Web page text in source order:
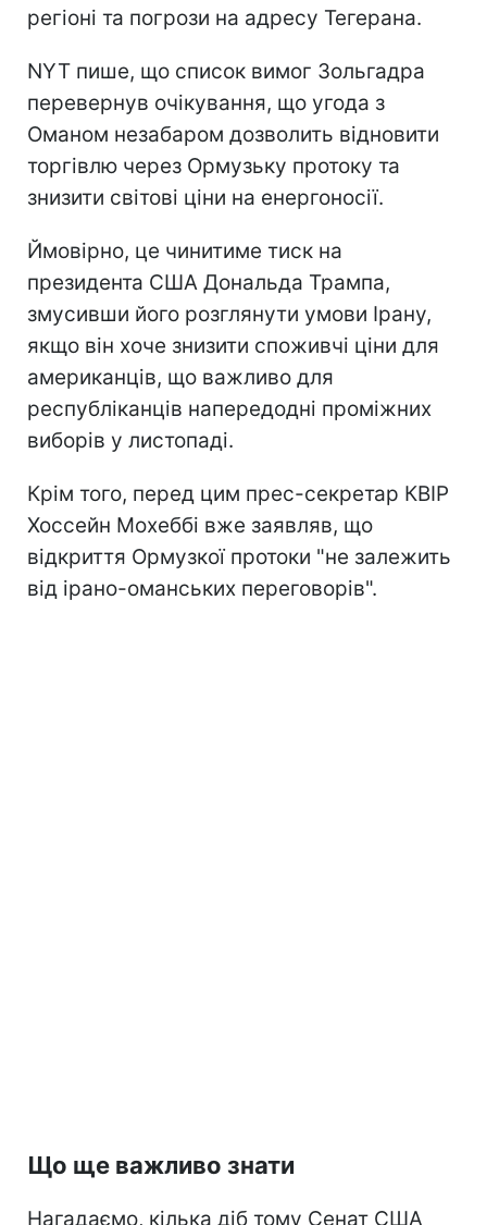
регіоні та погрози на адресу Тегерана.
NYT пише, що список вимог Зольгадра
перевернув очікування, що угода з
Оманом незабаром дозволить відновити
торгівлю через Ормузьку протоку та
знизити світові ціни на енергоносії.
Ймовірно, це чинитиме тиск на
президента США Дональда Трампа,
змусивши його розглянути умови Ірану,
якщо він хоче знизити споживчі ціни для
американців, що важливо для
республіканців напередодні проміжних
виборів у листопаді.
Крім того, перед цим прес-секретар КВІР
Хоссейн Мохеббі вже заявляв, що
відкриття Ормузкої протоки "не залежить
від ірано-оманських переговорів".
Що ще важливо знати
Нагадаємо, кілька діб тому Сенат США